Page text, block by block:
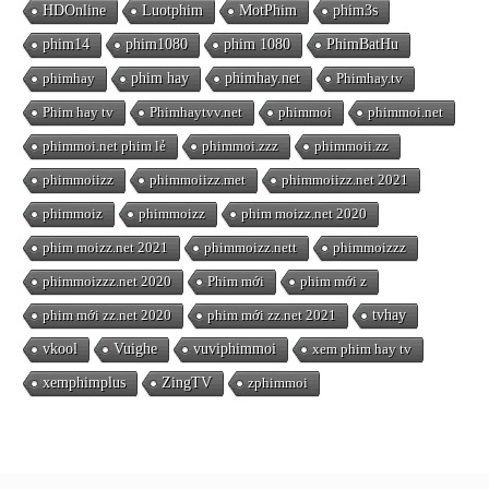
HDOnline Luotphim MotPhim phim3s
phim14 phim1080 phim 1080 PhimBatHu
phimhay phim hay phimhay.net Phimhay.tv
Phim hay tv Phimhaytvv.net phimmoi phimmoi.net
phimmoi.net phim lẻ phimmoi.zzz phimmoii.zz
phimmoiizz phimmoiizz.met phimmoiizz.net 2021
phimmoiz phimmoizz phim moizz.net 2020
phim moizz.net 2021 phimmoizz.nett phimmoizzz
phimmoizzz.net 2020 Phim mới phim mới z
phim mới zz.net 2020 phim mới zz.net 2021 tvhay
vkool Vuighe vuviphimmoi xem phim hay tv
xemphimplus ZingTV zphimmoi